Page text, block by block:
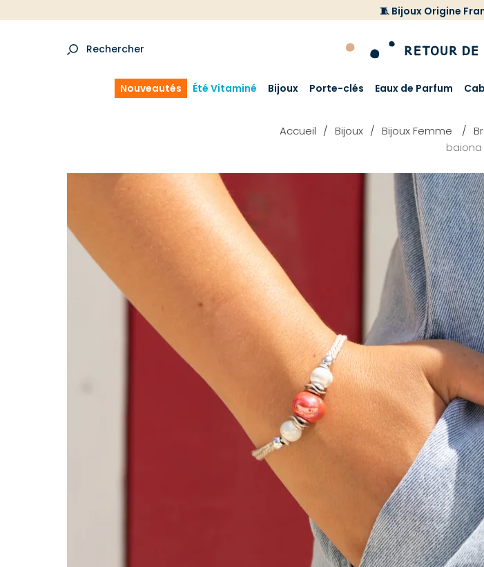
🧵 Bijoux Origine
Rechercher
Nouveautés Été Vitaminé Bijoux Porte-clés Eaux de Parfum
Accueil Bijoux Bijoux Femme
baiona